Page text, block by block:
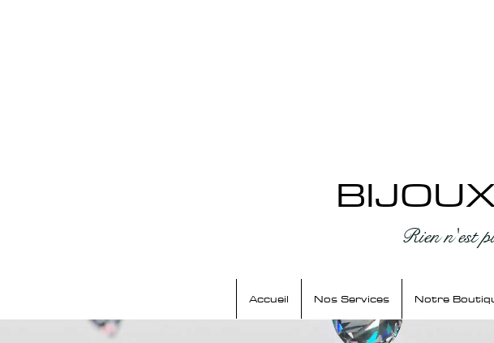
Rien n'est
Accueil Nos Services Notre